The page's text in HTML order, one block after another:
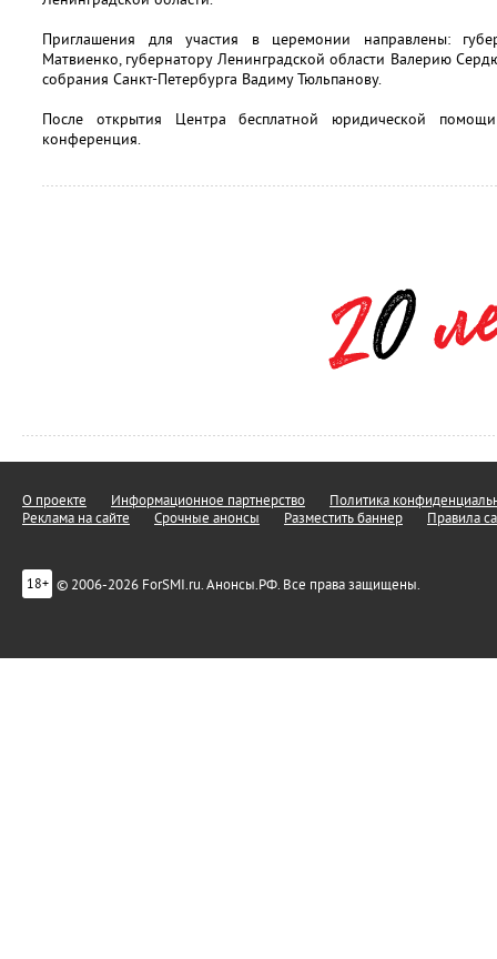
Приглашения для участия в церемонии направлены:
Матвиенко, губернатору Ленинградской области Валерию
собрания Санкт-Петербурга Вадиму Тюльпанову.
После открытия Центра бесплатной юридической
конференция.
О проекте Информационное партнерство
Политика
Реклама на сайте
Срочные анонсы Разместить баннер Правила
18+ © 2006-2026 ForSMI.ru. Анонсы.РФ. Все права защищены.